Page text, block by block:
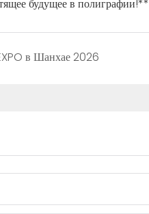
будущее в полиграфии!**
в Шанхае 2026